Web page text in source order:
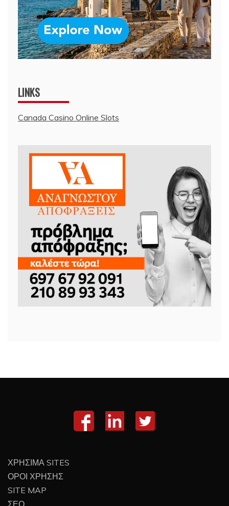
LINKS
Canada Casino Online Slots
ΧΡΗΣΙΜΑ SITES
ΟΡΟΙ ΧΡΗΣΗΣ
SITE MAP
ΣΕΟ